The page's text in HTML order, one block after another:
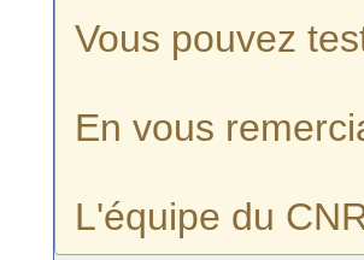
Vous pouvez
En vous
L'équipe du